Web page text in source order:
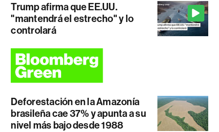
Trump afirma que EE.UU.
"mantendrá el estrecho" y lo
controlará
Deforestación en la Amazonía
brasileña cae 37% y apunta a su
nivel más bajo desde 1988